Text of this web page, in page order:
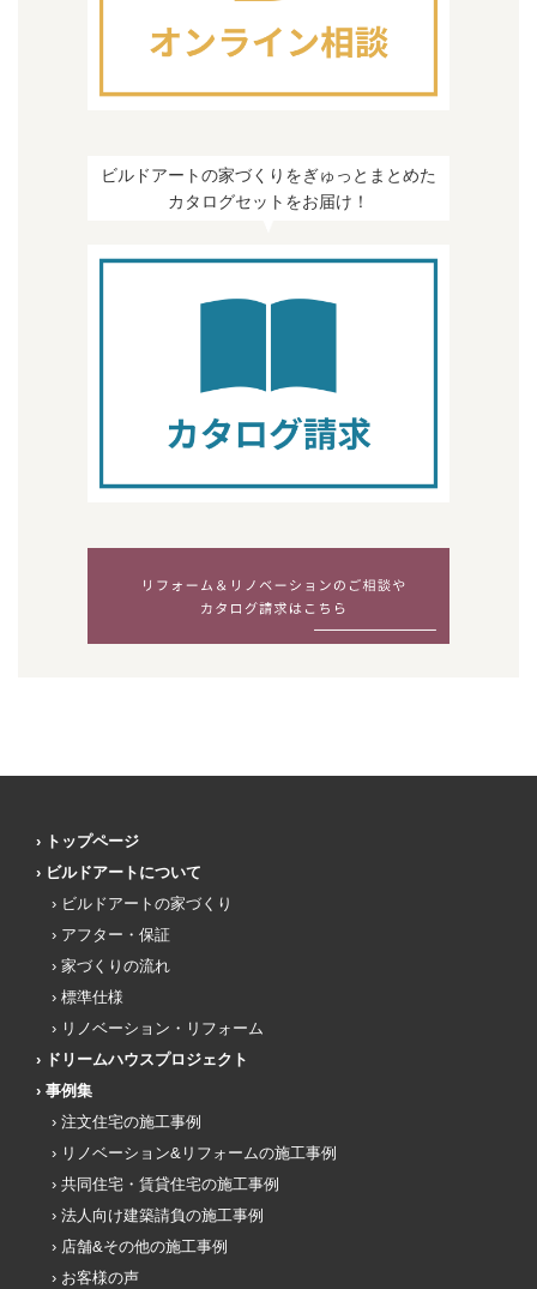
ビルドアートの家づくりをぎゅっとまとめた
カタログセットをお届け！
トップページ
ビルドアートについて
ビルドアートの家づくり
アフター・保証
家づくりの流れ
標準仕様
リノベーション・リフォーム
ドリームハウスプロジェクト
事例集
注文住宅の施工事例
リノベーション&リフォームの施工事例
共同住宅・賃貸住宅の施工事例
法人向け建築請負の施工事例
店舗&その他の施工事例
お客様の声